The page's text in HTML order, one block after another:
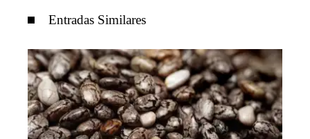
Entradas Similares